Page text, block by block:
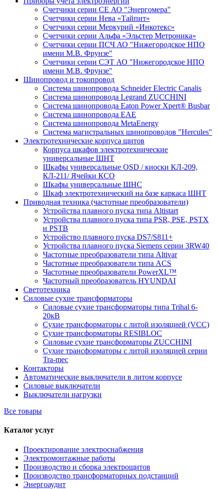
Счетчики серии СЕ АО "Энергомера"
Счетчики серии Нева «Тайпит»
Счетчики серии Меркурий «Инкотекс»
Счетчики серии Альфа «Эльстер Метроника»
Счетчики серии ПСЧ АО "Нижегородское НПО
имени М.В. Фрунзе"
Счетчики серии СЭТ АО "Нижегородское НПО
имени М.В. Фрунзе"
Шинопровод и токопровод
Система шинопровода Schneider Electric Canalis
Система шинопровода Legrand ZUCCHINI
Система шинопровода Eaton Power Xpert® Busbar
Система шинопровода EAE
Система шинопровода MetaEnergy
Система магистральных шинопроводов "Hercules"
Электротехнические корпуса щитов
Корпуса шкафов электротехнические
универсальные ШНТ
Шкафы универсальные OSD / киоски КЛ-209,
КЛ-211/ Ячейки КСО
Шкафы универсальные ШНС
Шкаф электротехнический на базе каркаса ШНТ
Приводная техника (частотные преобразователи)
Устройства плавного пуска типа Altistart
Устройства плавного пуска типа PSR, PSE, PSTX
и PSTB
Устройство плавного пуска DS7/S811+
Устройства плавного пуска Siemens серии 3RW40
Частотные преобразователи типа Altivar
Частотные преобразователи типа ACS
Частотные преобразователи PowerXL™
Частотный преобразователь HYUNDAI
Светотехника
Силовые сухие трансформаторы
Силовые сухие трансформаторы типа Trihal 6-
20кВ
Сухие трансформаторы с литой изоляцией (VCC)
Сухие трансформаторы RESIBLOC
Силовые сухие трансформаторы ZUCCHINI
Сухие трансформаторы с литой изоляцией серии
Tra-mec
Контакторы
Автоматические выключатели в литом корпусе
Силовые выключатели
Выключатели нагрузки
Все товары
Каталог услуг
Проектирование электроснабжения
Электромонтажные работы
Производство и сборка электрощитов
Производство трансформаторных подстанций
Энергоаудит